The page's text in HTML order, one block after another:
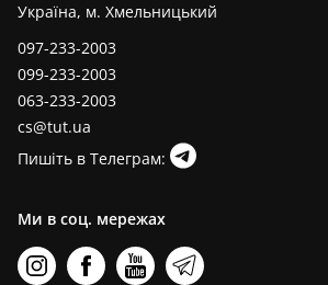
Україна, м. Хмельницький
097-233-2003
099-233-2003
063-233-2003
cs@tut.ua
Пишіть в Телеграм:
Ми в соц. мережах